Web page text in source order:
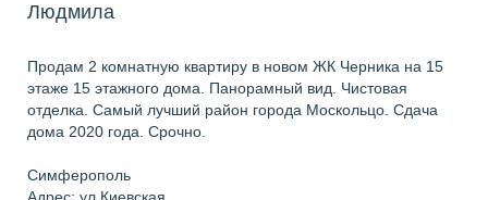
Людмила
Продам 2 комнатную квартиру в новом ЖК Черника на 15
этаже 15 этажного дома. Панорамный вид. Чистовая
отделка. Самый лучший район города Москольцо. Сдача
дома 2020 года. Срочно.
Симферополь